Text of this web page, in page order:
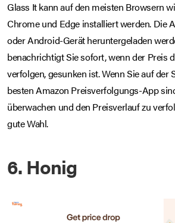
Glass It kann auf den meisten Browsern
Chrome und Edge installiert werden. Die
oder Android-Gerät heruntergeladen
benachrichtigt Sie sofort, wenn der Preis
verfolgen, gesunken ist. Wenn Sie auf der
besten Amazon Preisverfolgungs-App
überwachen und den Preisverlauf zu
gute Wahl.
6. Honig